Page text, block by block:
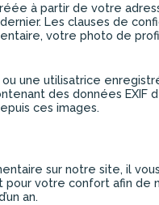
à partir de votre
Les clauses de
votre photo de
une utilisatrice
des données
ces images.
sur notre site, il
pour votre confort afin de
an.